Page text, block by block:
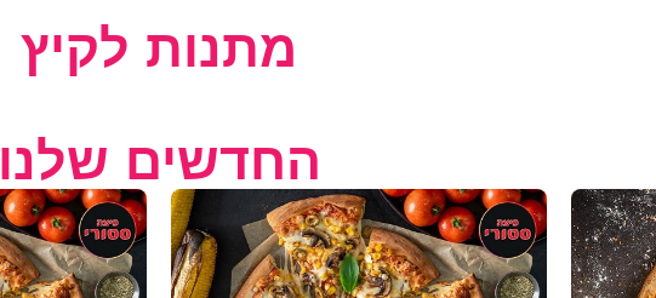
מתנות לקיץ
החדשים שלנו